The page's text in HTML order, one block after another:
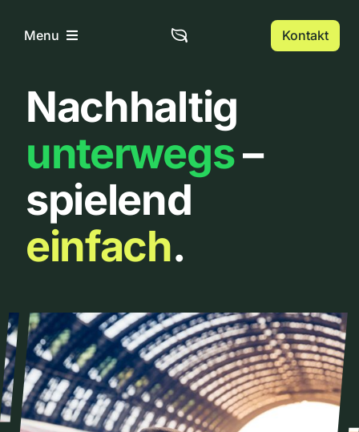
InhaltMenu
Home
Über uns
Urbanlist
Kontakt
Nachhaltig
unterwegs–
spielend
einfach.